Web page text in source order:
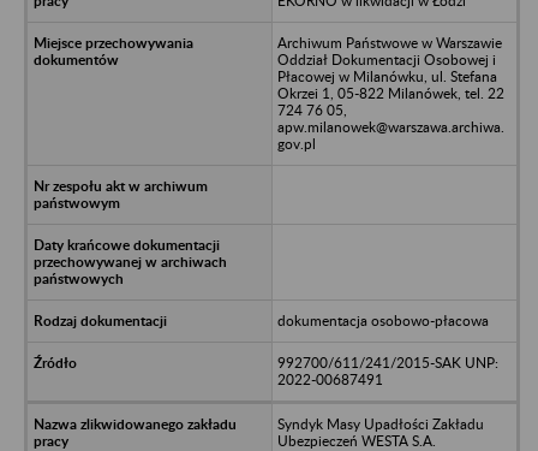
Archiwum Państwowe w Warszawie
Oddział Dokumentacji Osobowej i
Płacowej w Milanówku, ul. Stefana
Okrzei 1, 05-822 Milanówek, tel. 22
724 76 05,
apw.milanowek@warszawa.archiwa.
gov.pl
dokumentacja osobowo-płacowa
992700/611/241/2015-SAK UNP:
2022-00687491
Syndyk Masy Upadłości Zakładu
Ubezpieczeń WESTA S.A.